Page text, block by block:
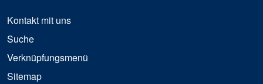
Kontakt mit uns
Suche
Verknüpfungsmenü
Sitemap